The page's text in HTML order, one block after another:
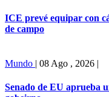
ICE prevé equipar con
de campo
Mundo | 08 Ago , 2026 |
Senado de EU aprueba